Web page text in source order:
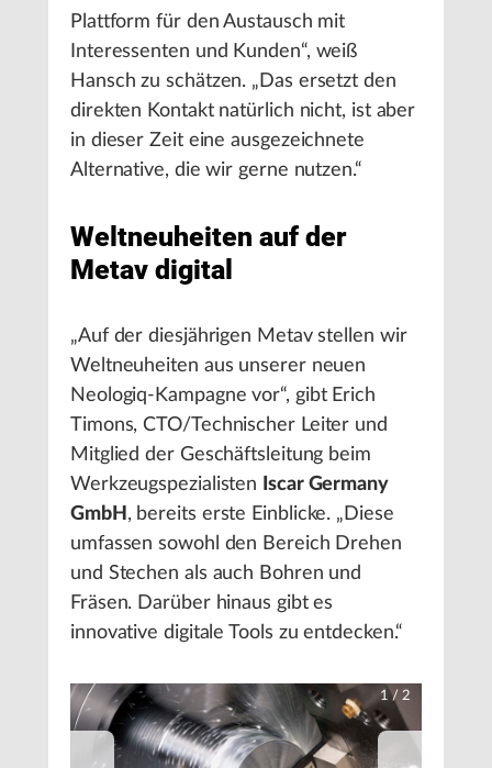
Plattform für den Austausch mit
Interessenten und Kunden“, weiß
Hansch zu schätzen. „Das ersetzt den
direkten Kontakt natürlich nicht, ist aber
in dieser Zeit eine ausgezeichnete
Alternative, die wir gerne nutzen.“
Weltneuheiten auf der
Metav digital
„Auf der diesjährigen Metav stellen wir
Weltneuheiten aus unserer neuen
Neologiq-Kampagne vor“, gibt Erich
Timons, CTO/Technischer Leiter und
Mitglied der Geschäftsleitung beim
Werkzeugspezialisten
Iscar Germany
GmbH , bereits erste Einblicke. „Diese
umfassen sowohl den Bereich Drehen
und Stechen als auch Bohren und
Fräsen. Darüber hinaus gibt es
innovative digitale Tools zu entdecken.“
1 / 2